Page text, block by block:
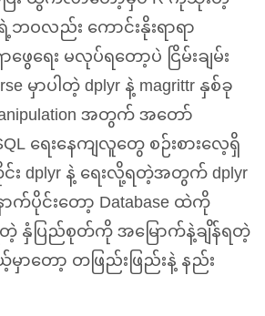
ဘဝလည်း ကောင်းနိုးရာရာ
ာဖွေရေး မလုပ်ရတော့ပဲ ငြိမ်းချမ်း
မှာပါတဲ့ dplyr နဲ့ magrittr နှစ်ခု
အတွက် အတော်
ရေးနေကျလူတွေ စဉ်းစားလေ့ရှိ
း dplyr နဲ့ ရေးလို့ရတဲ့အတွက် dplyr
ပိုင်းတော့ Database ထဲကို
နှံပြည်စုတ်ကို အမြောက်နဲ့ချိန်ရတဲ့
ာတော့ တဖြည်းဖြည်းနဲ့ နည်း